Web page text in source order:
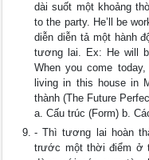
dài suốt một khoảng
to the party. He’ll be
diễn diễn tả một hành
tương lai. Ex: He will
When you come
living in this house in
thành (The Future
a. Cấu trúc (Form) b.
- Thì tương lai hoàn
trước một thời điểm ở